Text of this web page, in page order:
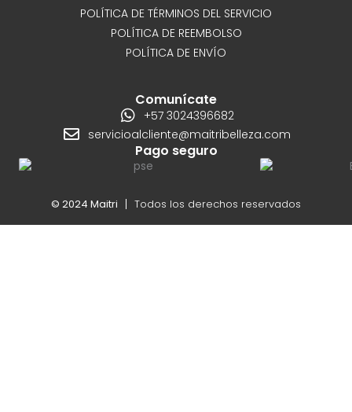
POLÍTICA DE TÉRMINOS DEL SERVICIO
POLÍTICA DE REEMBOLSO
POLÍTICA DE ENVÍO
Comunícate
+57 3024396682
servicioalcliente@maitribelleza.com
Pago seguro
© 2024 Maitri Todos los derechos reservados